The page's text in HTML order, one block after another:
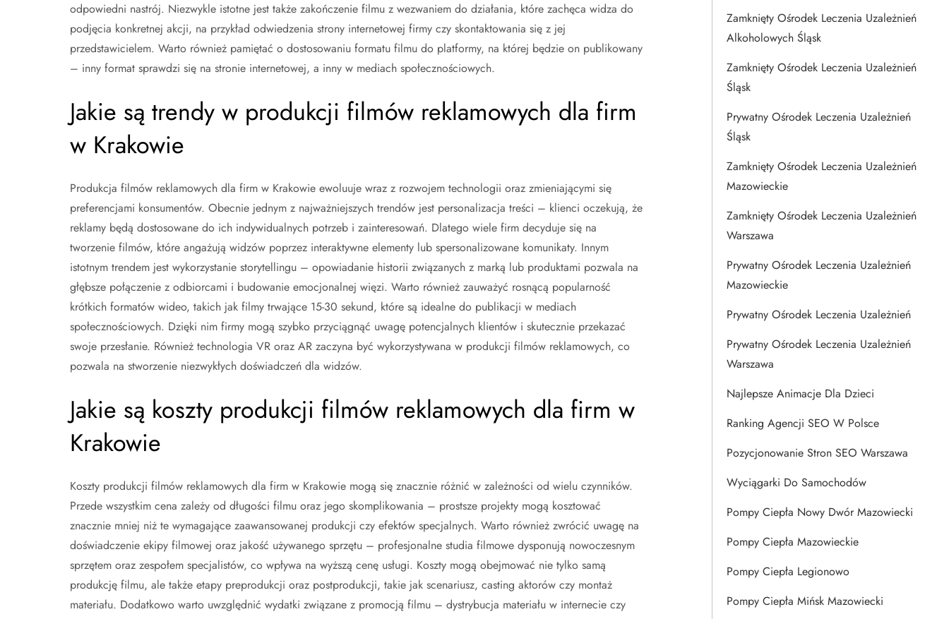
odpowiedni nastrój. Niezwykle istotne jest także zakończenie filmu z wezwaniem do działania, które zachęca widza do
podjęcia konkretnej akcji, na przykład odwiedzenia strony internetowej firmy czy skontaktowania się z jej
przedstawicielem. Warto również pamiętać o dostosowaniu formatu filmu do platformy, na której będzie on publikowany
– inny format sprawdzi się na stronie internetowej, a inny w mediach społecznościowych.
Jakie są trendy w produkcji filmów reklamowych dla firm
w Krakowie
Produkcja filmów reklamowych dla firm w Krakowie ewoluuje wraz z rozwojem technologii oraz zmieniającymi się
preferencjami konsumentów. Obecnie jednym z najważniejszych trendów jest personalizacja treści – klienci oczekują, że
reklamy będą dostosowane do ich indywidualnych potrzeb i zainteresowań. Dlatego wiele firm decyduje się na
tworzenie filmów, które angażują widzów poprzez interaktywne elementy lub spersonalizowane komunikaty. Innym
istotnym trendem jest wykorzystanie storytellingu – opowiadanie historii związanych z marką lub produktami pozwala na
głębsze połączenie z odbiorcami i budowanie emocjonalnej więzi. Warto również zauważyć rosnącą popularność
krótkich formatów wideo, takich jak filmy trwające 15-30 sekund, które są idealne do publikacji w mediach
społecznościowych. Dzięki nim firmy mogą szybko przyciągnąć uwagę potencjalnych klientów i skutecznie przekazać
swoje przesłanie. Również technologia VR oraz AR zaczyna być wykorzystywana w produkcji filmów reklamowych, co
pozwala na stworzenie niezwykłych doświadczeń dla widzów.
Jakie są koszty produkcji filmów reklamowych dla firm w
Krakowie
Koszty produkcji filmów reklamowych dla firm w Krakowie mogą się znacznie różnić w zależności od wielu czynników.
Przede wszystkim cena zależy od długości filmu oraz jego skomplikowania – prostsze projekty mogą kosztować
znacznie mniej niż te wymagające zaawansowanej produkcji czy efektów specjalnych. Warto również zwrócić uwagę na
doświadczenie ekipy filmowej oraz jakość używanego sprzętu – profesjonalne studia filmowe dysponują nowoczesnym
sprzętem oraz zespołem specjalistów, co wpływa na wyższą cenę usługi. Koszty mogą obejmować nie tylko samą
produkcję filmu, ale także etapy preprodukcji oraz postprodukcji, takie jak scenariusz, casting aktorów czy montaż
materiału. Dodatkowo warto uwzględnić wydatki związane z promocją filmu – dystrybucja materiału w internecie czy
Zamknięty Ośrodek Leczenia Uzależnień
Alkoholowych Śląsk
Zamknięty Ośrodek Leczenia Uzależnień
Śląsk
Prywatny Ośrodek Leczenia Uzależnień
Śląsk
Zamknięty Ośrodek Leczenia Uzależnień
Mazowieckie
Zamknięty Ośrodek Leczenia Uzależnień
Warszawa
Prywatny Ośrodek Leczenia Uzależnień
Mazowieckie
Prywatny Ośrodek Leczenia Uzależnień
Prywatny Ośrodek Leczenia Uzależnień
Warszawa
Najlepsze Animacje Dla Dzieci
Ranking Agencji SEO W Polsce
Pozycjonowanie Stron SEO Warszawa
Wyciągarki Do Samochodów
Pompy Ciepła Nowy Dwór Mazowiecki
Pompy Ciepła Mazowieckie
Pompy Ciepła Legionowo
Pompy Ciepła Mińsk Mazowiecki